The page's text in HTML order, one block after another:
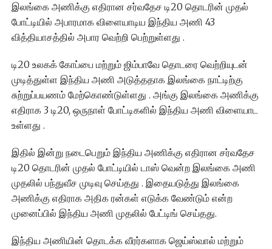
இலங்கை அணிக்கு எதிரான சர்வதேச டி20 தொடரின் முதல்
போட்டியில் அபாரமாக விளையாடிய இந்திய அணி 43
வித்தியாசத்தில் அபார வெற்றி பெற்றுள்ளது .
டி20 உலகக் கோப்பை மற்றும் ஜிம்பாவே தொடரை வெற்றியுடன்
முடித்துள்ள இந்திய அணி அடுத்ததாக இலங்கை நாட்டிற்கு
சுற்றுப்பயணம் மேற்கொண்டுள்ளது . அங்கு இலங்கை அணிக்கு
எதிராக 3 டி20, ஒருநாள் போட்டிகளில் இந்திய அணி விளையாட
உள்ளது .
இதில் இன்று நடைபெறும் இந்திய அணிக்கு எதிரான சர்வதேச
டி20 தொடரின் முதல் போட்டியில் டாஸ் வென்ற இலங்கை அணி
முதலில் பந்துவீச முடிவு செய்தது . இதையடுத்து இலங்கை
அணிக்கு எதிராக அதிக ரன்கள் எடுக்க வேண்டும் என்ற
முனைப்பில் இந்திய அணி முதலில் பேட்டிங் செய்தது.
இந்திய அணியின் தொடக்க வீரர்களாக ஜெய்ஸ்வால் மற்றும்